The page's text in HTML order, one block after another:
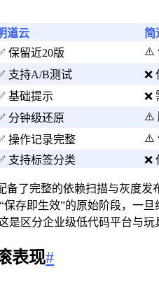
道云 简
保留近20版 ⚠️
支持A/B测试 ❌
基础提示 ❌
分钟级还原 ⚠️
操作记录完整 ⚠️
支持标签分类 ❌
了完整的依赖扫描与灰度
存即生效”的原始阶段，一
是区分企业级低代码平台与玩
表现#